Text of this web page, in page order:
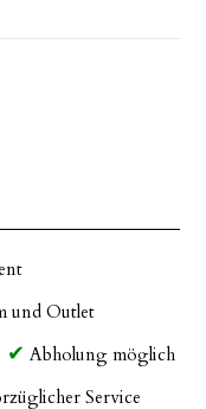
und Outlet
Abholung möglich
Service